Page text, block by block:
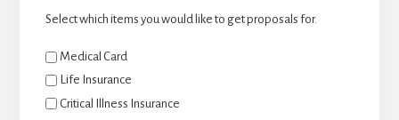
Select which items you would like to get proposals for.
Medical Card
Life Insurance
Critical Illness Insurance